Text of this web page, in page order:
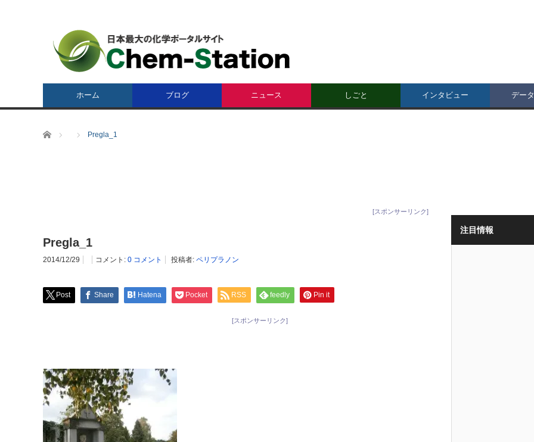
ホーム ブログ ニュース しごと インタビュー デー
ホーム Pregla_1
[スポンサーリンク]
Pregla_1
2014/12/29 コメント: 0 コメント 投稿者: ペリプラノン
Post Share Hatena Pocket RSS feedly Pin it
[スポンサーリンク]
注目情報